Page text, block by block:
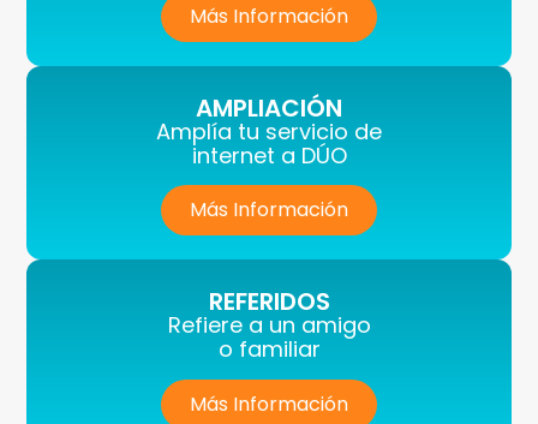
Más Información
AMPLIACIÓN
Amplía tu servicio de
internet a DÚO
Más Información
REFERIDOS
Refiere a un amigo
o familiar
Más Información